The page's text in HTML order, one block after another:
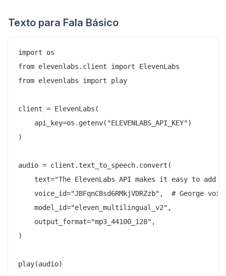
Texto para Fala Básico
import os
from elevenlabs.client import ElevenLabs
from elevenlabs import play
client = ElevenLabs(
    api_key=os.getenv("ELEVENLABS_API_KEY")
)
audio = client.text_to_speech.convert(
text="The ElevenLabs API makes it easy to add
voice_id="JBFqnCBsd6RMkjVDRZzb",  # George
    model_id="eleven_multilingual_v2",
    output_format="mp3_44100_128",
)